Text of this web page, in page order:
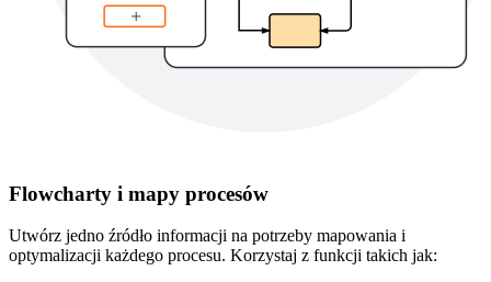
Flowcharty i mapy procesów
Utwórz jedno źródło informacji na potrzeby mapowania i
optymalizacji każdego procesu. Korzystaj z funkcji takich jak: